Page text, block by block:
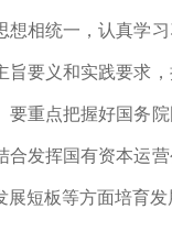
想相统一，认真学
旨要义和实践要求
要重点把握好国务
合发挥国有资本运
短板等方面培育